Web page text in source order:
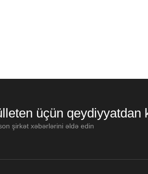
üçün qeydiyyatdan
şirkət xəbərlərini əldə edin